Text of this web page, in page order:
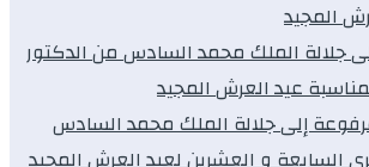
جلالة الملك محمد السادس من الدكتور
عيد العرش المجيد
إلى جلالة الملك محمد السادس
السابعة و العشرين لعيد العرش المجيد